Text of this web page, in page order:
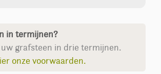
in termijnen?
uw grafsteen in drie termijnen.
onze voorwaarden.